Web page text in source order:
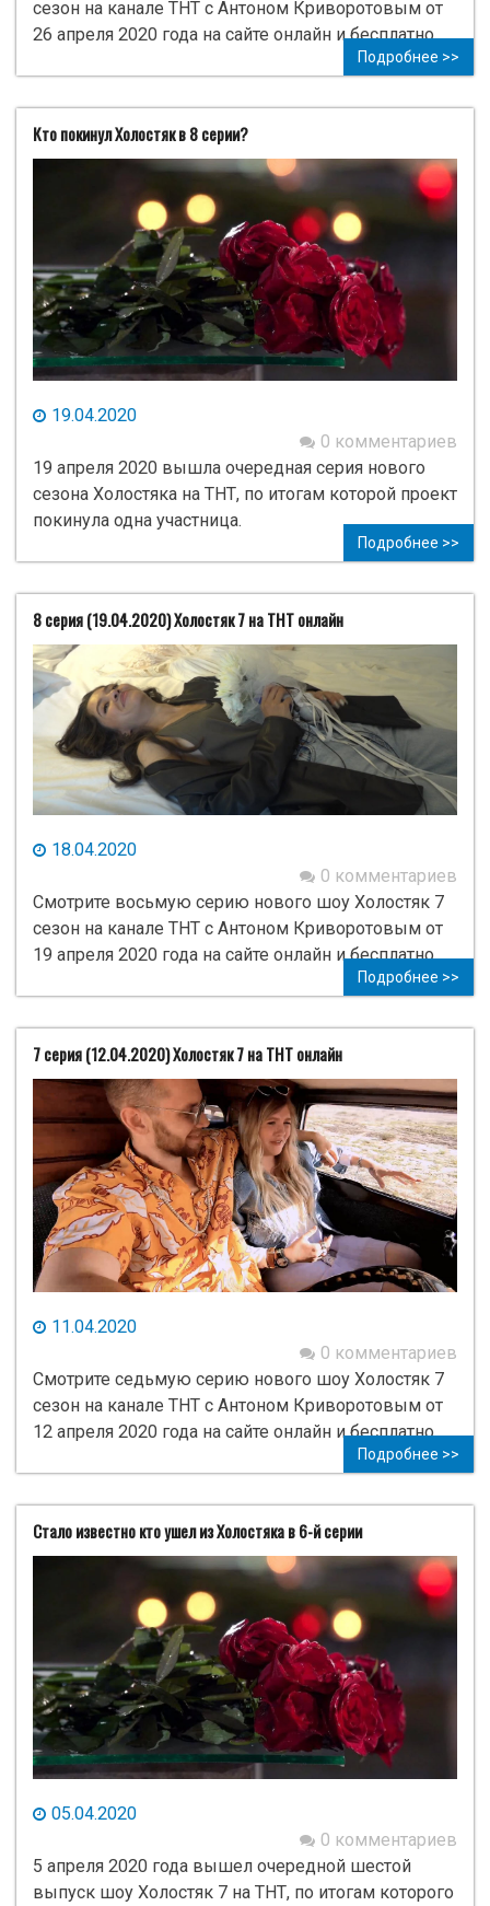
сезон на канале ТНТ с Антоном Криворотовым от
26 апреля 2020 года на сайте онлайн и бесплатно.
Подробнее >>
Кто покинул Холостяк в 8 серии?
19.04.2020
0 комментариев
19 апреля 2020 вышла очередная серия нового
сезона Холостяка на ТНТ, по итогам которой проект
покинула одна участница.
Подробнее >>
8 серия (19.04.2020) Холостяк 7 на ТНТ онлайн
18.04.2020
0 комментариев
Смотрите восьмую серию нового шоу Холостяк 7
сезон на канале ТНТ с Антоном Криворотовым от
19 апреля 2020 года на сайте онлайн и бесплатно.
Подробнее >>
7 серия (12.04.2020) Холостяк 7 на ТНТ онлайн
11.04.2020
0 комментариев
Смотрите седьмую серию нового шоу Холостяк 7
сезон на канале ТНТ с Антоном Криворотовым от
12 апреля 2020 года на сайте онлайн и бесплатно.
Подробнее >>
Стало известно кто ушел из Холостяка в 6-й серии
05.04.2020
0 комментариев
5 апреля 2020 года вышел очередной шестой
выпуск шоу Холостяк 7 на ТНТ, по итогам которого